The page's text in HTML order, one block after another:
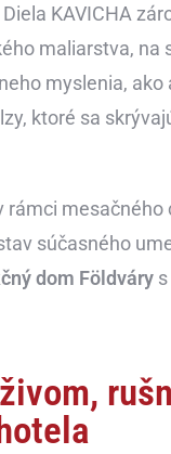
KAVICHA
maliarstva, na
myslenia, ako
ktoré sa
rámci mesačného
súčasného
dom Földváry